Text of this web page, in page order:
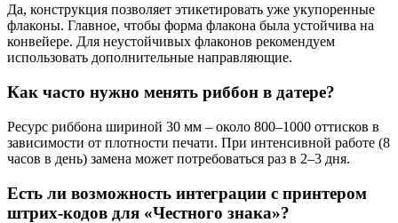
Да, конструкция позволяет этикетировать уже укупоренные
флаконы. Главное, чтобы форма флакона была устойчива на
конвейере. Для неустойчивых флаконов рекомендуем
использовать дополнительные направляющие.
Как часто нужно менять риббон в датере?
Ресурс риббона шириной 30 мм – около 800–1000 оттисков в
зависимости от плотности печати. При интенсивной работе (8
часов в день) замена может потребоваться раз в 2–3 дня.
Есть ли возможность интеграции с принтером
штрих-кодов для «Честного знака»?